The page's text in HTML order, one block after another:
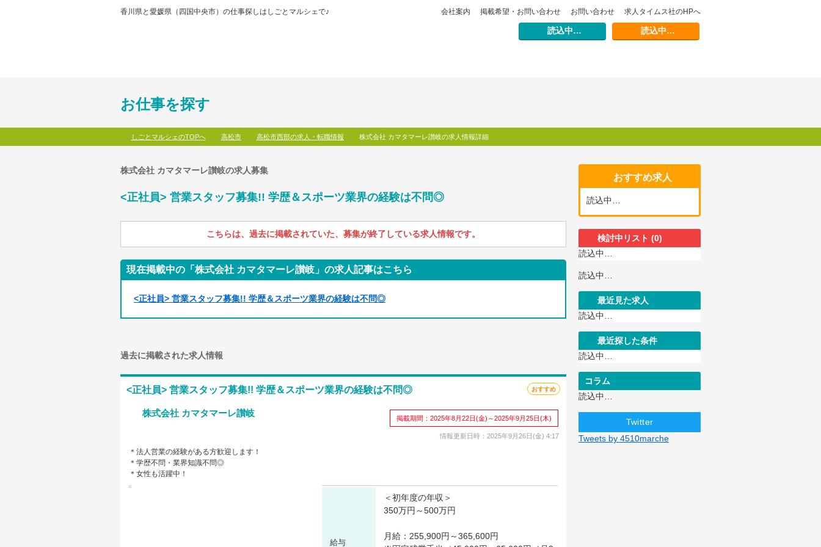
香川県と愛媛県（四国中央市）の仕事探しはしごとマルシェで♪ 会社案内 掲載希望・お問い合わせ お問い合わせ 求人タイムス社のHPへ
読込中… 読込中…
お仕事を探す
しごとマルシェのTOPへ 高松市 高松市西部の求人・転職情報 株式会社 カマタマーレ讃岐の求人情報詳細
株式会社 カマタマーレ讃岐の求人募集
<正社員> 営業スタッフ募集!! 学歴＆スポーツ業界の経験は不問◎
こちらは、過去に掲載されていた、募集が終了している求人情報です。
現在掲載中の「株式会社 カマタマーレ讃岐」の求人記事はこちら
<正社員> 営業スタッフ募集!! 学歴＆スポーツ業界の経験は不問◎
過去に掲載された求人情報
<正社員> 営業スタッフ募集!! 学歴＆スポーツ業界の経験は不問◎ おすすめ
株式会社 カマタマーレ讃岐 掲載期間：2025年8月22日(金)～2025年9月25日(木)
情報更新日時：2025年9月26日(金) 4:17
＊法人営業の経験がある方歓迎します！
＊学歴不問・業界知識不問◎
＊女性も活躍中！
給与
＜初年度の年収＞
350万円～500万円
月給：255,900円～365,600円
おすすめ求人
読込中…
検討中リスト (0)
読込中…
読込中…
最近見た求人
読込中…
最近探した条件
読込中…
コラム
読込中…
Twitter
Tweets by 4510marche